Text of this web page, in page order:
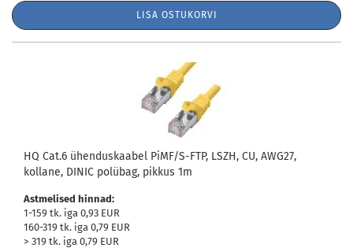
LISA OSTUKORVI
HQ Cat.6 ühenduskaabel PiMF/S-FTP, LSZH, CU, AWG27,
kollane, DINIC polübag, pikkus 1m
Astmelised hinnad:
1-159 tk. iga 0,93 EUR
160-319 tk. iga 0,79 EUR
> 319 tk. iga 0,79 EUR